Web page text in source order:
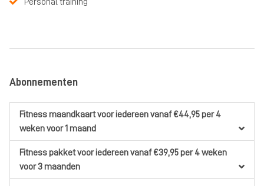
Personal training
Abonnementen
Fitness maandkaartvoor iedereenvanaf €44,95per 4
wekenvoor 1 maand
Fitness pakketvoor iedereenvanaf €39,95per 4 weken
voor 3 maanden